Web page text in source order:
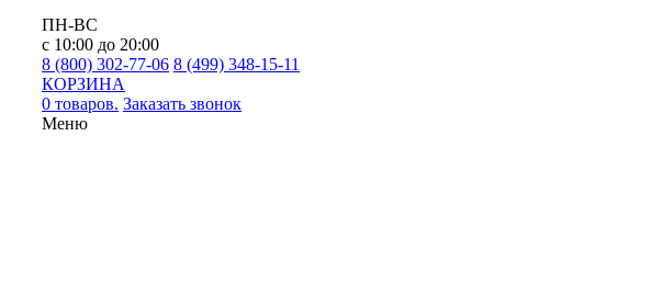
ПН-ВС
с 10:00 до 20:00
8 (800) 302-77-06 8 (499) 348-15-11
КОРЗИНА
0 товаров. Заказать звонок
Меню